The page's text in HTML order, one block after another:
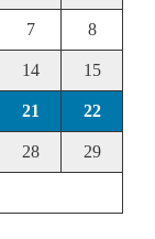
7 8
14 15
21 22
28 29